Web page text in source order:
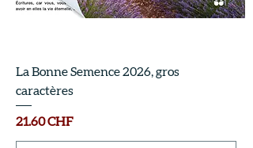
La Bonne Semence 2026, gros
caractères
Prix
21.60 CHF